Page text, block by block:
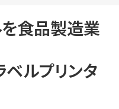
食品製造業
ルプリンタ